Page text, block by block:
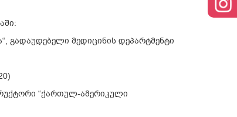
გადაუდებელი მედიცინის დეპარტმენტი
“ქართულ-ამერიკული